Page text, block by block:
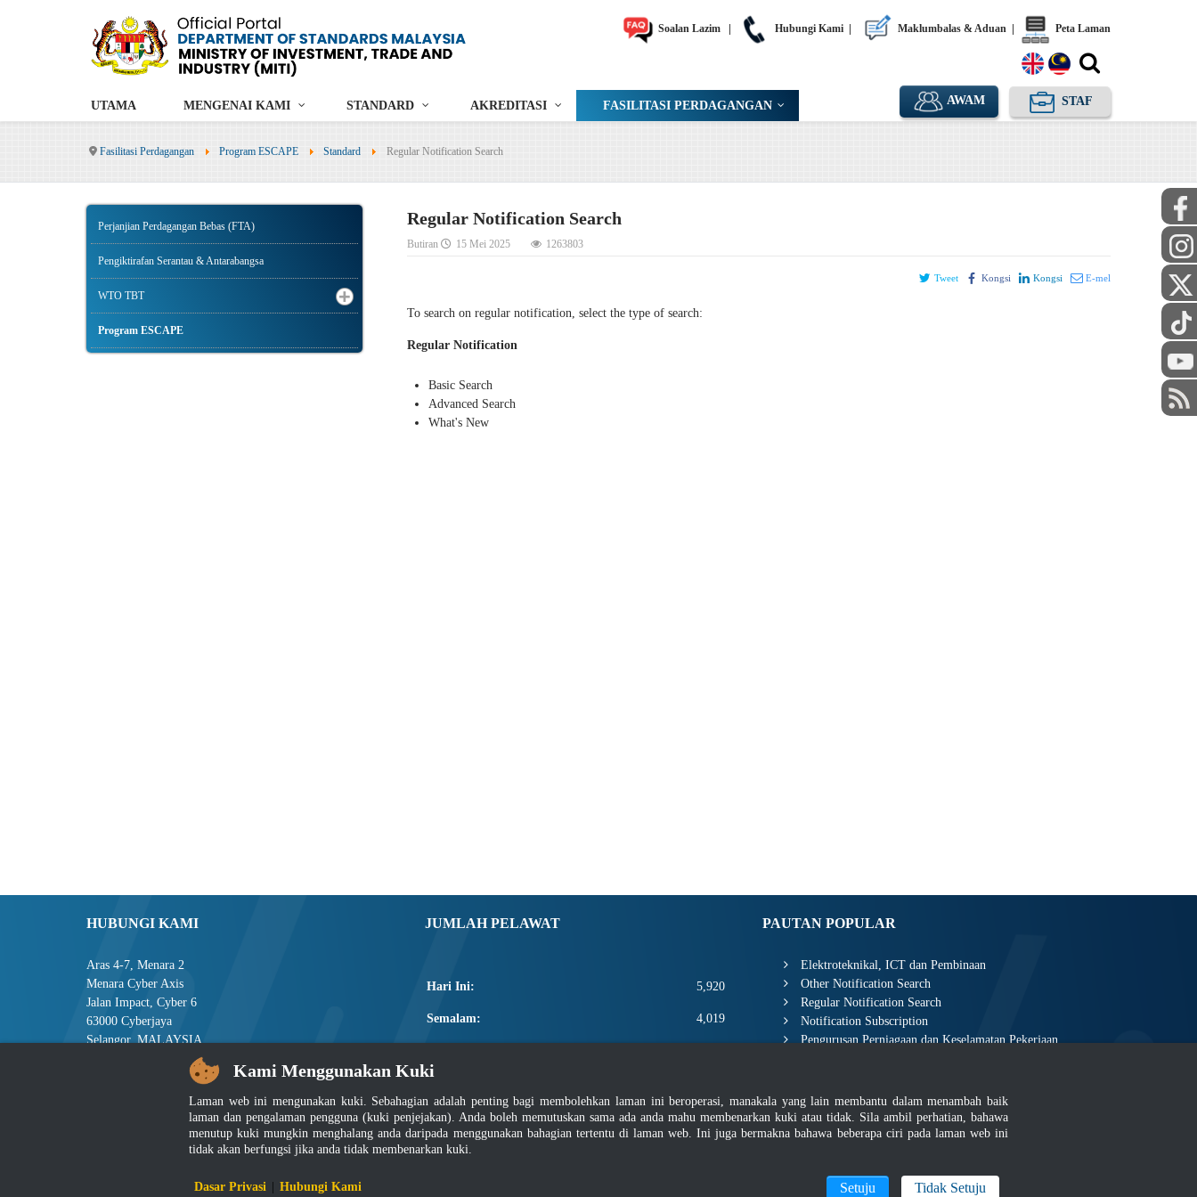
Soalan Lazim Hubungi Kami Maklumbalas & Aduan Peta Laman
UTAMA MENGENAI KAMI STANDARD AKREDITASI FASILITASI PERDAGANGAN AWAM STAF
Fasilitasi Perdagangan Program ESCAPE Standard Regular Notification Search
Perjanjian Perdagangan Bebas (FTA)
Pengiktirafan Serantau & Antarabangsa
WTO TBT
Program ESCAPE
Regular Notification Search
Butiran 15 Mei 2025 1263803
Tweet Kongsi Kongsi E-mel
To search on regular notification, select the type of search:
Regular Notification
Basic Search
Advanced Search
What's New
HUBUNGI KAMI
Aras 4-7, Menara 2
Menara Cyber Axis
Jalan Impact, Cyber 6
63000 Cyberjaya
Selangor, MALAYSIA
Tel : +603-8008 2900
E-mel : central[at]jsm[dot]gov[dot]my
JUMLAH PELAWAT
Hari Ini: 5,920
Semalam: 4,019
Total: 2,667,112
PAUTAN POPULAR
Elektroteknikal, ICT dan Pembinaan
Other Notification Search
Regular Notification Search
Notification Subscription
Pengurusan Perniagaan dan Keselamatan Pekerjaan
Penafian|Dasar Keselamatan
Kami Menggunakan Kuki
Laman web ini mengunakan kuki. Sebahagian adalah penting bagi membolehkan laman ini beroperasi, manakala yang lain membantu dalam menambah baik
laman dan pengalaman pengguna (kuki penjejakan). Anda boleh memutuskan sama ada anda mahu membenarkan kuki atau tidak. Sila ambil perhatian, bahawa
menutup kuki mungkin menghalang anda daripada menggunakan bahagian tertentu di laman web. Ini juga bermakna bahawa beberapa ciri pada laman web ini
tidak akan berfungsi jika anda tidak membenarkan kuki.
Setuju Tidak Setuju
Dasar Privasi Hubungi Kami